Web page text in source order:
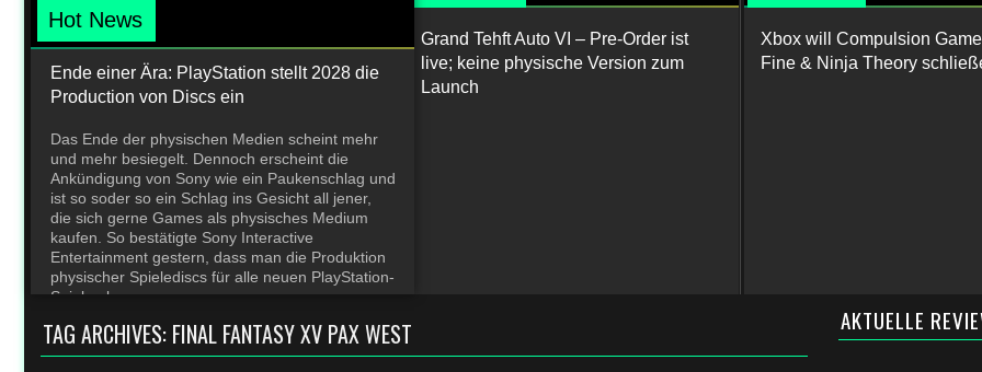
Hot News
Ende einer Ära: PlayStation stellt 2028 die
Production von Discs ein
Das Ende der physischen Medien scheint mehr
und mehr besiegelt. Dennoch erscheint die
Ankündigung von Sony wie ein Paukenschlag und
ist so soder so ein Schlag ins Gesicht all jener,
die sich gerne Games als physisches Medium
kaufen. So bestätigte Sony Interactive
Entertainment gestern, dass man die Produktion
physischer Spielediscs für alle neuen PlayStation-
Spiele ab
Grand Tehft Auto VI – Pre-Order ist
live; keine physische Version zum
Launch
Xbox will Compulsion
Fine & Ninja Theory
TAG ARCHIVES: FINAL FANTASY XV PAX WEST AKTUELLE